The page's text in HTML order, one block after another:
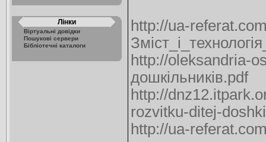
Лінки
Віртуальні довідки
Пошукові сервери
Бібліотечні каталоги
http://ua-
http://oleksandria-
дошкільників.pdf
http://
rozvitku-ditej-
http://ua-